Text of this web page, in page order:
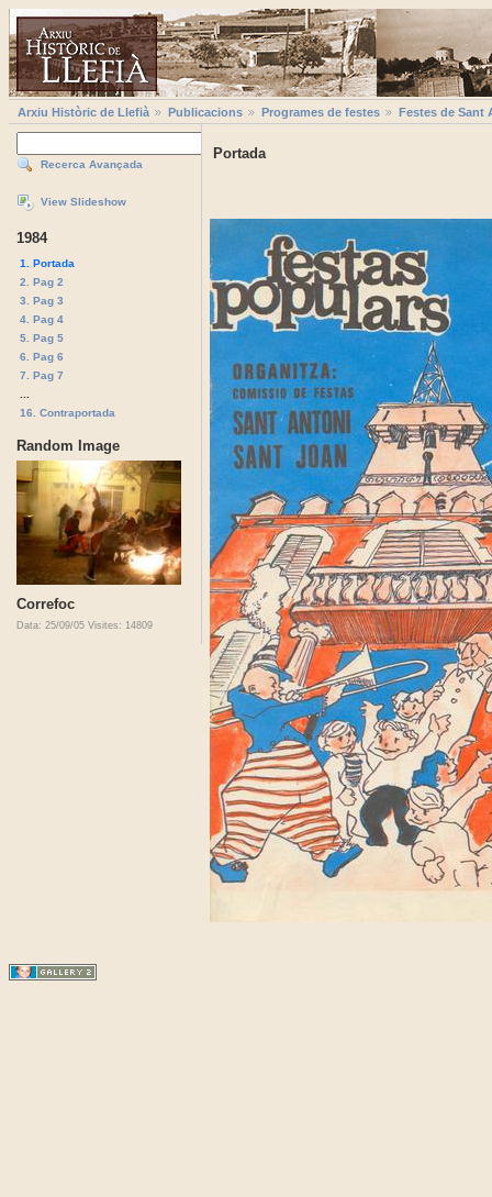
Arxiu Històric de Llefià Publicacions Programes de festes Festes de Sant
Recerca Avançada
View Slideshow
1984
1. Portada
2. Pag 2
3. Pag 3
4. Pag 4
5. Pag 5
6. Pag 6
7. Pag 7
16. Contraportada
Random Image
Correfoc
Data: 25/09/05 Visites: 14809
Portada